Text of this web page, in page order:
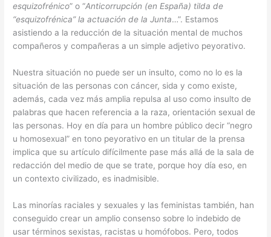
esquizofrénico” o “Anticorrupción (en España) tilda de
“esquizofrénica” la actuación de la Junta…”. Estamos
asistiendo a la reducción de la situación mental de muchos
compañeros y compañeras a un simple adjetivo peyorativo.
Nuestra situación no puede ser un insulto, como no lo es la
situación de las personas con cáncer, sida y como existe,
además, cada vez más amplia repulsa al uso como insulto de
palabras que hacen referencia a la raza, orientación sexual de
las personas. Hoy en día para un hombre público decir “negro
u homosexual” en tono peyorativo en un titular de la prensa
implica que su artículo difícilmente pase más allá de la sala de
redacción del medio de que se trate, porque hoy día eso, en
un contexto civilizado, es inadmisible.
Las minorías raciales y sexuales y las feministas también, han
conseguido crear un amplio consenso sobre lo indebido de
usar términos sexistas, racistas u homófobos. Pero, todos